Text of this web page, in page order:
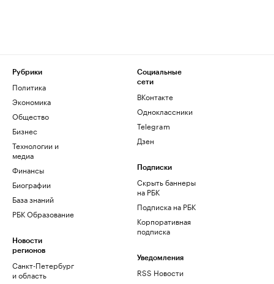
Рубрики
Политика
Экономика
Общество
Бизнес
Технологии и
медиа
Финансы
Биографии
База знаний
РБК Образование
Новости
регионов
Санкт-Петербург
и область
Социальные
сети
ВКонтакте
Одноклассники
Telegram
Дзен
Подписки
Скрыть баннеры
на РБК
Подписка на РБК
Корпоративная
подписка
Уведомления
RSS Новости